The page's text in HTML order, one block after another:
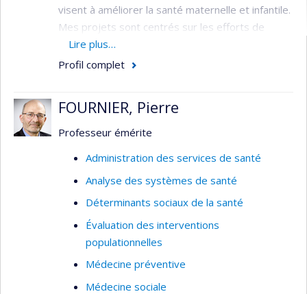
visent à améliorer la santé maternelle et infantile.
Mes projets sont centrés sur les efforts de
contrôle et d'élimination du paludisme (malaria),
ainsi que sur les politiques pour améliorer la
Lire plus…
Profil complet
FOURNIER, Pierre
Professeur émérite
Administration des services de santé
Analyse des systèmes de santé
Déterminants sociaux de la santé
Évaluation des interventions
populationnelles
Médecine préventive
Médecine sociale